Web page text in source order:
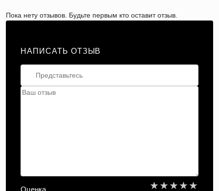
Пока нету отзывов. Будьте первым кто оставит отзыв.
НАПИСАТЬ ОТЗЫВ
★
★
★
★
★